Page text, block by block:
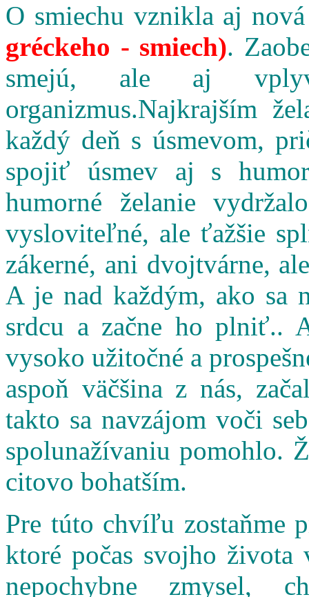
O smiechu vznikla aj
gréckeho - smiech).
smejú, ale aj
organizmus.Najkrajším
každý deň s úsmevom,
spojiť úsmev aj s
humorné želanie
vysloviteľné, ale ťažšie
zákerné, ani dvojtvárne,
A je nad každým, ako sa
srdcu a začne ho plniť..
vysoko užitočné a
aspoň väčšina z nás,
takto sa navzájom voči
spolunažívaniu pomohlo.
citovo bohatším.
Pre túto chvíľu zostaňme
ktoré počas svojho
nepochybne zmysel,